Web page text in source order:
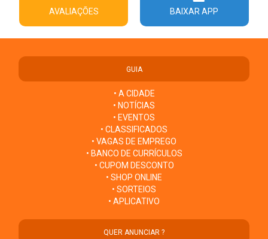
AVALIAÇÕES BAIXAR APP
GUIA
• A CIDADE
• NOTÍCIAS
• EVENTOS
• CLASSIFICADOS
• VAGAS DE EMPREGO
• BANCO DE CURRÍCULOS
• CUPOM DESCONTO
• SHOP ONLINE
• SORTEIOS
• APLICATIVO
QUER ANUNCIAR ?